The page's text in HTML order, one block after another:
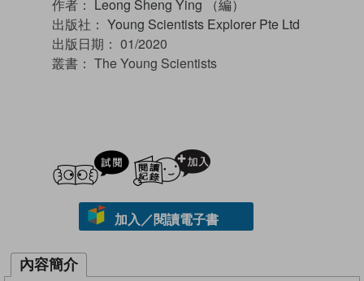
作者： Leong Sheng Ying （編）
出版社： Young Scientists Explorer Pte Ltd
出版日期： 01/2020
叢書： The Young Scientists
試閲
加入／閱讀電子書
內容簡介